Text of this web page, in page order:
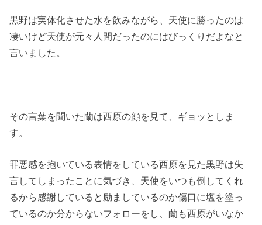
黒野は実体化させた水を飲みながら、天使に勝ったのは
凄いけど天使が元々人間だったのにはびっくりだよなと
言いました。
その言葉を聞いた蘭は西原の顔を見て、ギョッとしま
す。
罪悪感を抱いている表情をしている西原を見た黒野は失
言してしまったことに気づき、天使をいつも倒してくれ
るから感謝していると励ましているのか傷口に塩を塗っ
ているのか分からないフォローをし、蘭も西原がいなか